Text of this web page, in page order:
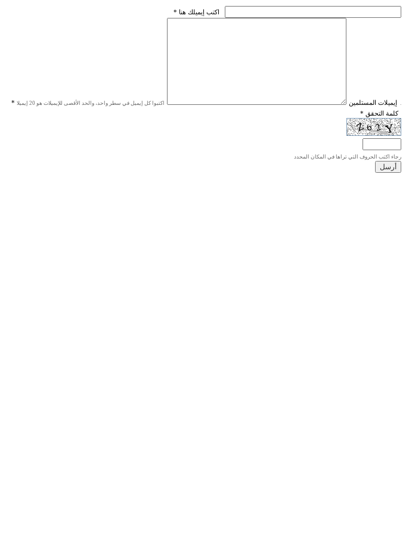
* اكتب إيميلك هنا
* إيميلات المستلمين اكتبوا كل إيميل في سطر واحد، والحد الأقصى للإيميلات هو 20 إيميلا.
* كلمة التحقق
رجاء اكتب الحروف التي تراها في المكان المحدد